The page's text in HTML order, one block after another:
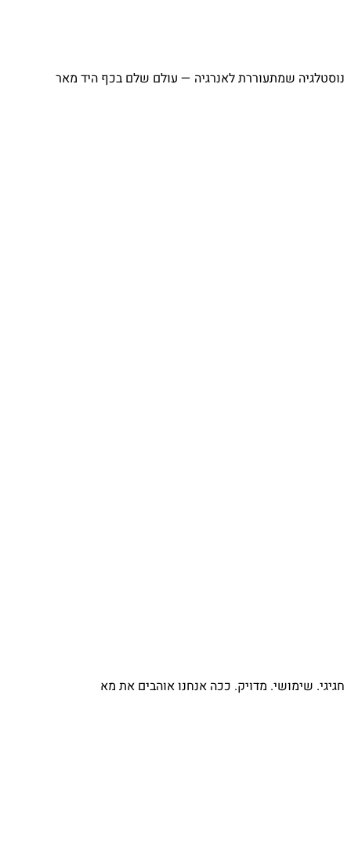
שמתעוררת לאנרגיה — עולם שלם בכף היד מאר